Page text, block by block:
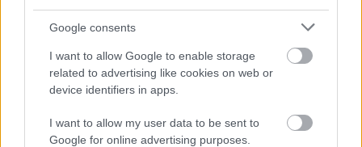
Google consents
I want to allow Google to enable storage
related to advertising like cookies on web or
device identifiers in apps.
I want to allow my user data to be sent to
Google for online advertising purposes.